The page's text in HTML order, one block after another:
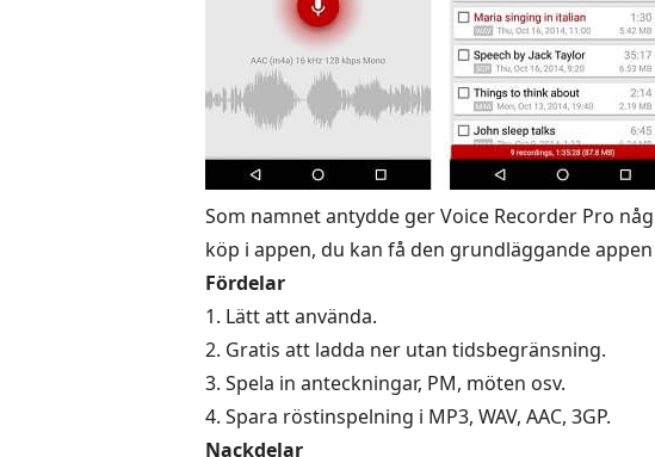
Som namnet antydde ger Voice Recorder Pro
köp i appen, du kan få den grundläggande
Fördelar
1. Lätt att använda.
2. Gratis att ladda ner utan tidsbegränsning.
3. Spela in anteckningar, PM, möten osv.
4. Spara röstinspelning i MP3, WAV, AAC, 3GP.
Nackdelar